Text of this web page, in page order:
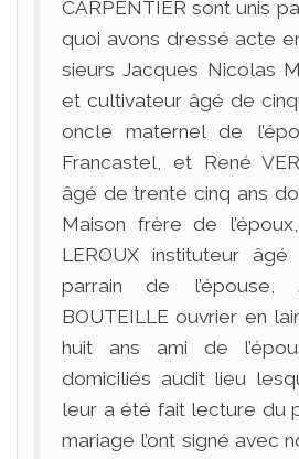
CARPENTIER sont unis
quoi avons dressé acte
sieurs Jacques Nicolas
et cultivateur âgé de
oncle maternel de
Francastel, et René
âgé de trente cinq ans
Maison frère de
LEROUX instituteur
parrain de l’épouse,
BOUTEILLE ouvrier en
huit ans ami de
domiciliés audit lieu
leur a été fait lecture du
mariage l’ont signé avec